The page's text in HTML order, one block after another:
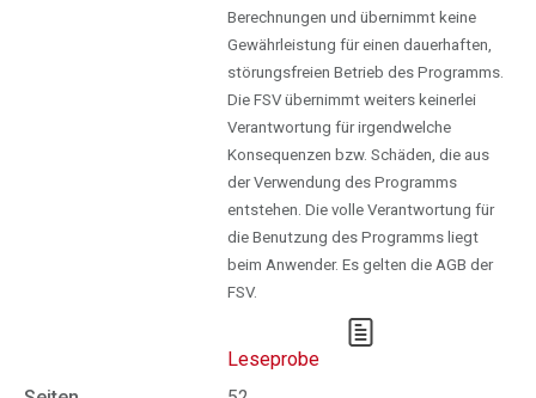
Berechnungen und übernimmt keine
Gewährleistung für einen dauerhaften,
störungsfreien Betrieb des Programms.
Die FSV übernimmt weiters keinerlei
Verantwortung für irgendwelche
Konsequenzen bzw. Schäden, die aus
der Verwendung des Programms
entstehen. Die volle Verantwortung für
die Benutzung des Programms liegt
beim Anwender. Es gelten die AGB der
FSV.
Leseprobe